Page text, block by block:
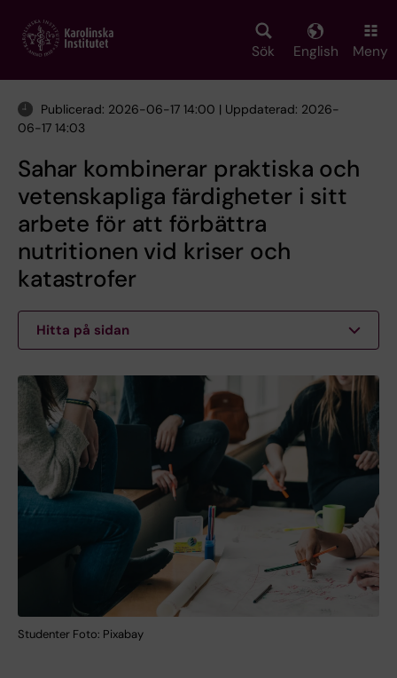
main
Sök English Meny
Publicerad: 2026-06-17 14:00 | Uppdaterad: 2026-
06-17 14:03
Sahar kombinerar praktiska och
vetenskapliga färdigheter i sitt
arbete för att förbättra
nutritionen vid kriser och
katastrofer
Hitta på sidan
Studenter Foto: Pixabay